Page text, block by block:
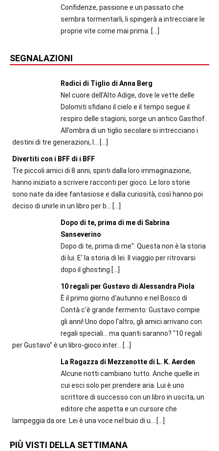
Confidenze, passione e un passato che
sembra tormentarli, li spingerà a intrecciare le
proprie vite come mai prima. […]
SEGNALAZIONI
Radici di Tiglio di Anna Berg
Nel cuore dell’Alto Adige, dove le vette delle
Dolomiti sfidano il cielo e il tempo segue il
respiro delle stagioni, sorge un antico Gasthof.
All’ombra di un tiglio secolare si intrecciano i
destini di tre generazioni, l... […]
Divertiti con i BFF di i BFF
Tre piccoli amici di 8 anni, spinti dalla loro immaginazione,
hanno iniziato a scrivere racconti per gioco. Le loro storie
sono nate da idee fantasiose e dalla curiosità, così hanno poi
deciso di unirle in un libro per b... […]
Dopo di te, prima di me di Sabrina
Sanseverino
Dopo di te, prima di me": Questa non è la storia
di lui. E' la storia di lei. Il viaggio per ritrovarsi
dopo il ghosting […]
10 regali per Gustavo di Alessandra Piola
È il primo giorno d'autunno e nel Bosco di
Contà c'è grande fermento: Gustavo compie
gli anni! Uno dopo l'altro, gli amici arrivano con
regali speciali... ma quanti saranno? "10 regali
per Gustavo" è un libro-gioco inter... […]
La Ragazza di Mezzanotte di L. K. Aerden
Alcune notti cambiano tutto. Anche quelle in
cui esci solo per prendere aria. Lui è uno
scrittore di successo con un libro in uscita, un
editore che aspetta e un cursore che
lampeggia da ore. Lei è una voce nel buio di u... […]
PIÙ VISTI DELLA SETTIMANA